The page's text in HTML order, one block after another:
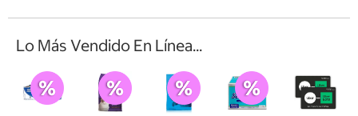
Lo Más Vendido En Línea...